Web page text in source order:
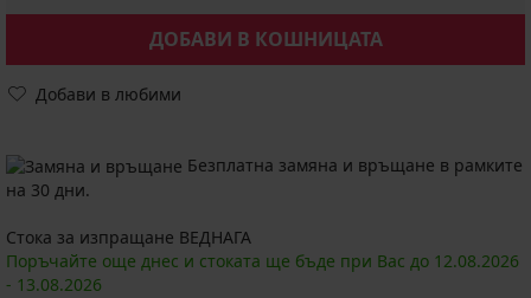
ДОБАВИ В КОШНИЦАТА
Добави в любими
Безплатна замяна и връщане в рамките
на 30 дни.
Стока за изпращане ВЕДНАГА
Поръчайте още днес и стоката ще бъде при Вас до 12.08.2026
- 13.08.2026